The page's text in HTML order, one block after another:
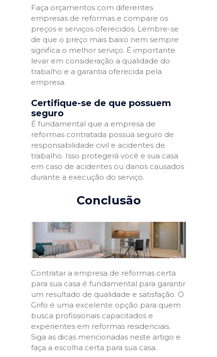
Faça orçamentos com diferentes
empresas de reformas e compare os
preços e serviços oferecidos. Lembre-se
de que o preço mais baixo nem sempre
significa o melhor serviço. É importante
levar em consideração a qualidade do
trabalho e a garantia oferecida pela
empresa.
Certifique-se de que possuem
seguro
É fundamental que a empresa de
reformas contratada possua seguro de
responsabilidade civil e acidentes de
trabalho. Isso protegerá você e sua casa
em caso de acidentes ou danos causados
durante a execução do serviço.
Conclusão
Contratar a empresa de reformas certa
para sua casa é fundamental para garantir
um resultado de qualidade e satisfação. O
Grifo é uma excelente opção para quem
busca profissionais capacitados e
experientes em reformas residenciais.
Siga as dicas mencionadas neste artigo e
faça a escolha certa para sua casa.